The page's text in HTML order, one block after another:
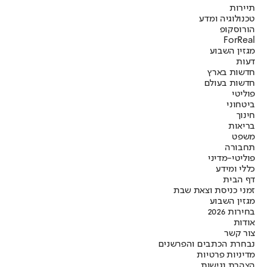
תיירות
טכנולוגיה ומדע
הורוסקופ
ForReal
מגזין השבוע
דעות
חדשות בארץ
חדשות בעולם
פוליטי
ביטחוני
חינוך
בריאות
משפט
תחבורה
פוליטי-מדיני
כללי ומידע
דף הבית
זמני כניסת וצאת שבת
מגזין השבוע
בחירות 2026
אודות
צור קשר
נבחרת הכתבים והפרשנים
מדיניות פרטיות